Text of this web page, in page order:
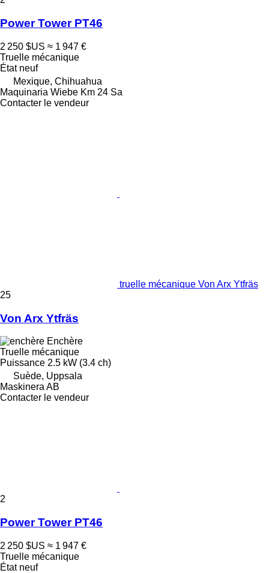
Power Tower PT46
2 250 $US ≈ 1 947 €
Truelle mécanique
Étatneuf
Mexique, Chihuahua
Maquinaria Wiebe Km 24 Sa
Contacter le vendeur
truelle mécanique Von Arx Ytfräs
25
Von Arx Ytfräs
Enchère
Truelle mécanique
Puissance 2.5 kW (3.4 ch)
Suède, Uppsala
Maskinera AB
Contacter le vendeur
2
Power Tower PT46
2 250 $US ≈ 1 947 €
Truelle mécanique
Étatneuf